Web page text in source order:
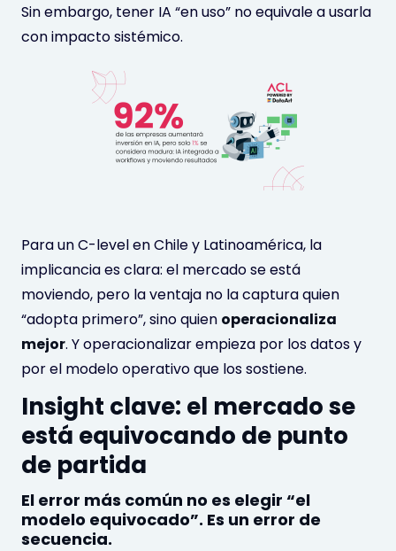
Sin embargo, tener IA “en uso” no equivale a usarla
con impacto sistémico.
Para un C-level en Chile y Latinoamérica, la
implicancia es clara: el mercado se está
moviendo, pero la ventaja no la captura quien
“adopta primero”, sino quien operacionaliza
mejor. Y operacionalizar empieza por los datos y
por el modelo operativo que los sostiene.
Insight clave: el mercado se
está equivocando de punto
de partida
El error más común no es elegir “el
modelo equivocado”. Es un error de
secuencia.